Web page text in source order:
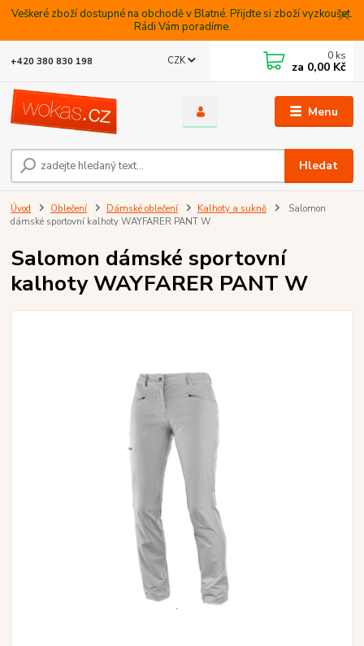
Veškeré zboží dostupné na obchodě v Blatné. Přijdte si zboží vyzkoušet.
Rádi Vám poradíme.
Menu
CZK
Hledat
+420 380 830 198 0 ks
za 0,00 Kč
Úvod Oblečení Dámské oblečení Kalhoty a sukně
Salomon
dámské sportovní kalhoty WAYFARER PANT W
Salomon dámské sportovní
kalhoty WAYFARER PANT W